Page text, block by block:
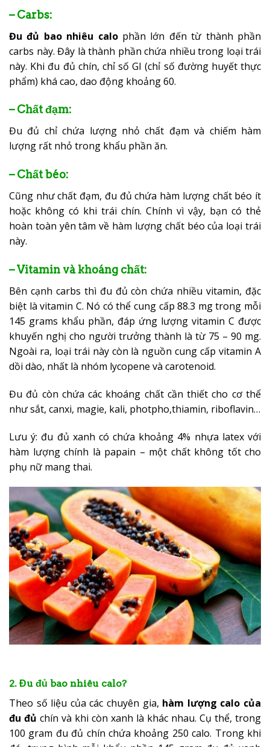
– Carbs:
Đu đủ bao nhiêu calophần lớn đến từ thành phần
carbs này. Đây là thành phần chứa nhiều trong loại trái
này. Khi đu đủ chín, chỉ số GI (chỉ số đường huyết thực
phẩm) khá cao, dao động khoảng 60.
– Chất đạm:
Đu đủ chỉ chứa lượng nhỏ chất đạm và chiếm hàm
lượng rất nhỏ trong khẩu phần ăn.
– Chất béo:
Cũng như chất đạm, đu đủ chứa hàm lượng chất béo ít
hoặc không có khi trái chín. Chính vì vậy, bạn có thẻ
hoàn toàn yên tâm về hàm lượng chất béo của loại trái
này.
– Vitamin và khoáng chất:
Bên cạnh carbs thì đu đủ còn chứa nhiều vitamin, đặc
biệt là vitamin C. Nó có thể cung cấp 88.3 mg trong mỗi
145 grams khẩu phần, đáp ứng lượng vitamin C được
khuyến nghị cho người trưởng thành là từ 75 – 90 mg.
Ngoài ra, loại trái này còn là nguồn cung cấp vitamin A
dồi dào, nhất là nhóm lycopene và carotenoid.
Đu đủ còn chứa các khoáng chất cần thiết cho cơ thể
như sắt, canxi, magie, kali, photpho,thiamin, riboflavin…
Lưu ý: đu đủ xanh có chứa khoảng 4% nhựa latex với
hàm lượng chính là papain – một chất không tốt cho
phụ nữ mang thai.
2. Đu đủ bao nhiêu calo?
Theo số liệu của các chuyên gia, hàm lượng calo của
đu đủ chín và khi còn xanh là khác nhau. Cụ thể, trong
100 gram đu đủ chín chứa khoảng 250 calo. Trong khi